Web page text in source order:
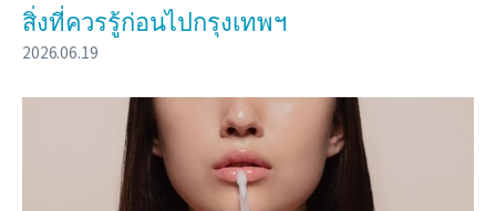
สิ่งที่ควรรู้ก่อนไปกรุงเทพฯ
2026.06.19